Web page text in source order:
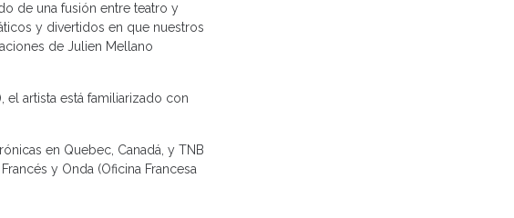
de una fusión entre teatro y
y divertidos en que nuestros
de Julien Mellano
el artista está familiarizado con
en Quebec, Canadá, y TNB
y Onda (Oficina Francesa